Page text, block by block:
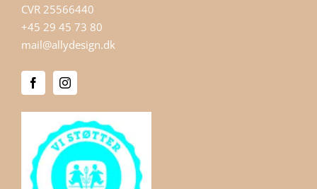
CVR 25566440
+45 29 45 73 80
mail@allydesign.dk